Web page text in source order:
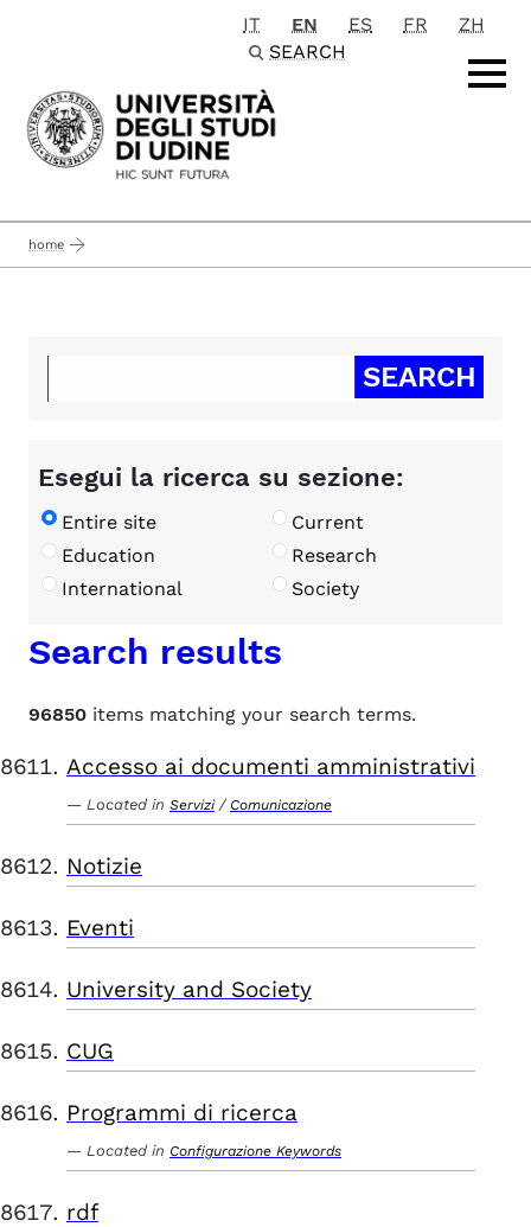
Passa al contenuto principale
IT EN ES FR
ZH
SEARCH
home
Esegui la ricerca su sezione:
Entire site
Current
Education
Research
International
Society
Search results
96850 items matching your search terms.
Accesso ai documenti amministrativi
Located in Servizi / Comunicazione
Notizie
Eventi
University and Society
CUG
Programmi di ricerca
Located in Configurazione Keywords
rdf